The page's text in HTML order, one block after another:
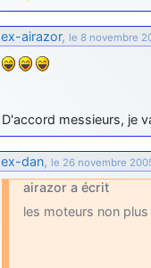
par terre
jericho
manifestement
tout voir
ex-airazor, le 8 novembre
D'accord messieurs, je
ex-dan, le 26 novembre
airazor a écrit
les moteurs non